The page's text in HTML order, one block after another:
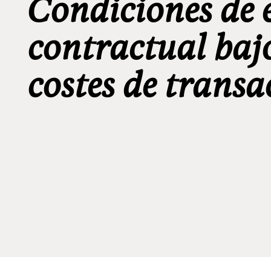
contractual
costes de